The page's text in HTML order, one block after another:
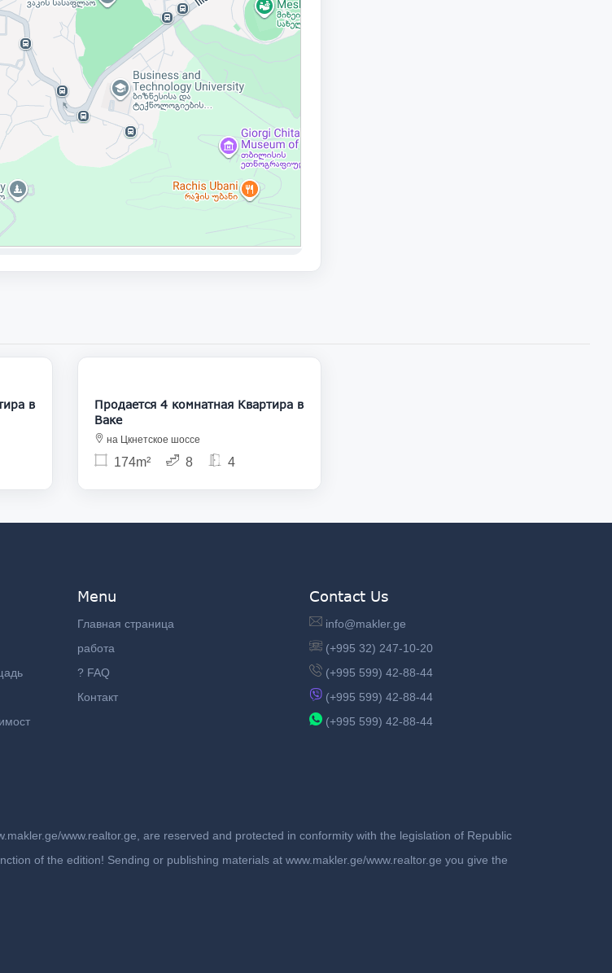
275 000
Продается 4 комнатная Квартира в
Ваке
на Цкнетское шоссе
174m² 8 4
Menu
Главная страница
работа
? FAQ
Контакт
Contact Us
info@makler.ge
(+995 32) 247-10-20
(+995 599) 42-88-44
(+995 599) 42-88-44
(+995 599) 42-88-44
www.realtor.ge, are reserved and protected in conformity with the legislation of Republic
of the edition! Sending or publishing materials at www.makler.ge/www.realtor.ge you give the